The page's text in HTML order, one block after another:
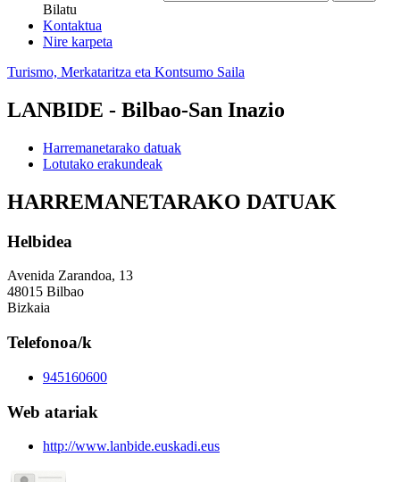
Bilatu
Kontaktua
Nire karpeta
Turismo, Merkataritza eta Kontsumo Saila
LANBIDE - Bilbao-San Inazio
Harremanetarako datuak
Lotutako erakundeak
HARREMANETARAKO DATUAK
Helbidea
Avenida Zarandoa, 13
48015 Bilbao
Bizkaia
Telefonoa/k
945160600
Web atariak
http://www.lanbide.euskadi.eus